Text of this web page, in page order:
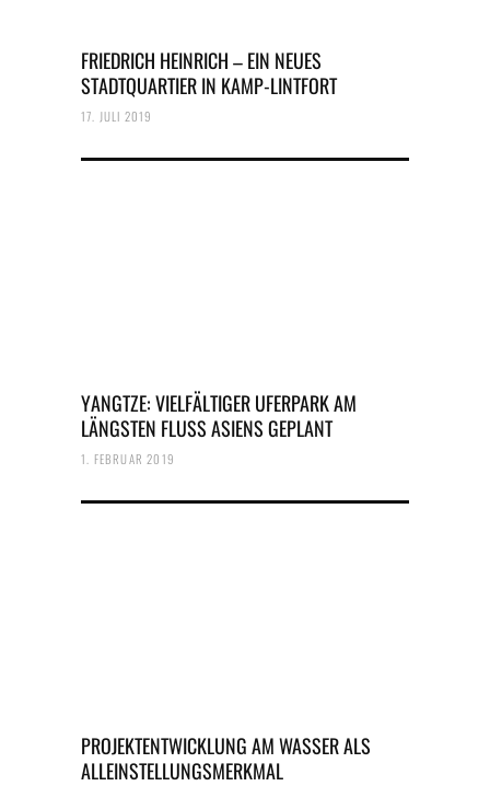
FRIEDRICH HEINRICH – EIN NEUES
STADTQUARTIER IN KAMP-LINTFORT
17. JULI 2019
YANGTZE: VIELFÄLTIGER UFERPARK AM
LÄNGSTEN FLUSS ASIENS GEPLANT
1. FEBRUAR 2019
PROJEKTENTWICKLUNG AM WASSER ALS
ALLEINSTELLUNGSMERKMAL